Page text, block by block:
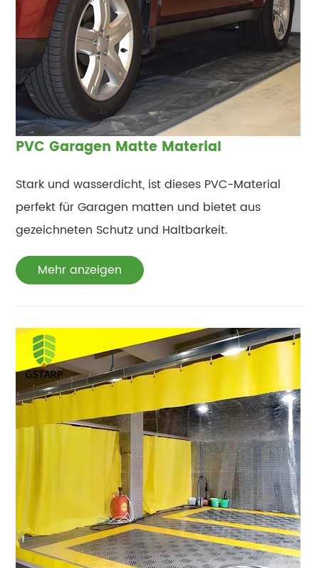
PVC Garagen Matte Material
Stark und wasserdicht, ist dieses PVC-Material
perfekt für Garagen matten und bietet aus
gezeichneten Schutz und Haltbarkeit.
Mehr anzeigen